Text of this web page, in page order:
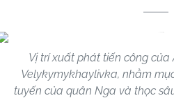
Vị trí xuất phát tiến công của
Velykymykhaylivka, nhằm
tuyến của quân Nga và thọc